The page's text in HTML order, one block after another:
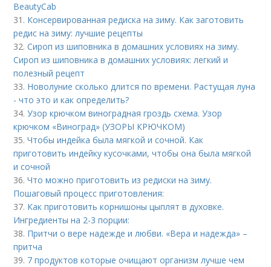
BeautyCab
31. Консервированная редиска на зиму. Как заготовить
редис на зиму: лучшие рецепты
32.Сироп из шиповника в домашних условиях на зиму.
Сироп из шиповника в домашних условиях: легкий и
полезный рецепт
33. Новолуние сколько длится по времени. Растущая луна
- что это и как определить?
34.Узор крючком виноградная гроздь схема. Узор
крючком «Виноград» (УЗОРЫ КРЮЧКОМ)
35.Чтобы индейка была мягкой и сочной. Как
приготовить индейку кусочками, чтобы она была мягкой
и сочной
36.Что можно приготовить из редиски на зиму.
Пошаговый процесс приготовления:
37. Как приготовить корнишоны цыплят в духовке.
Ингредиенты на 2-3 порции:
38. Притчи о вере надежде и любви. «Вера и надежда» –
притча
39. 7 продуктов которые очищают организм лучше чем